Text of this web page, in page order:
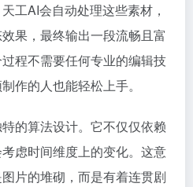
工AI会自动处理这些素材，
果，最终输出一段流畅且富
程不需要任何专业的编辑技
作的人也能轻松上手。
的算法设计。它不仅仅依赖
虑时间维度上的变化。这意
片的堆砌，而是有着连贯剧